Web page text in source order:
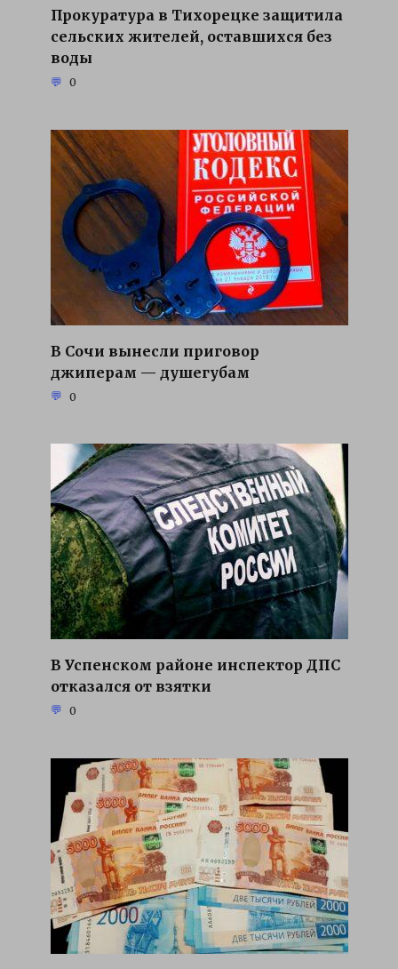
Прокуратура в Тихорецке защитила
сельских жителей, оставшихся без
воды
0
В Сочи вынесли приговор
джиперам — душегубам
0
В Успенском районе инспектор ДПС
отказался от взятки
0